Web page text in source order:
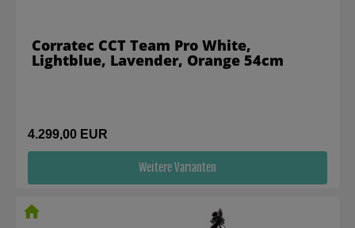
4.299,00 EUR
Weitere Varianten
Corratec CCT Team Pro White,
Lightblue, Lavender, Orange 54cm